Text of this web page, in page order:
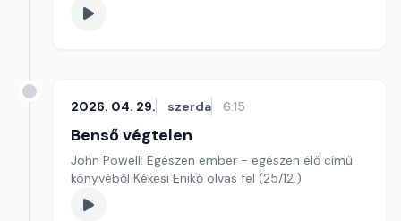
2026. 04. 29. szerda 6:15
Benső végtelen
John Powell: Egészen ember - egészen élő című
könyvéből Kékesi Enikő olvas fel (25/12.)